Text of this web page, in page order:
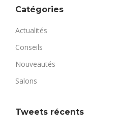
Catégories
Actualités
Conseils
Nouveautés
Salons
Tweets récents